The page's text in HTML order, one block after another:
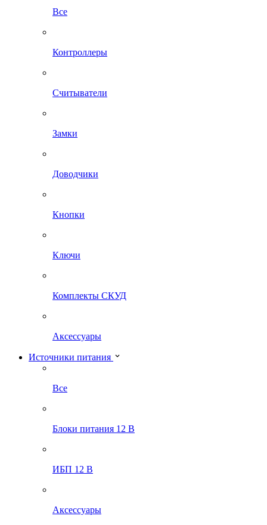
Все
Контроллеры
Считыватели
Замки
Доводчики
Кнопки
Ключи
Комплекты СКУД
Аксессуары
Источники питания
Все
Блоки питания 12 В
ИБП 12 В
Аксессуары